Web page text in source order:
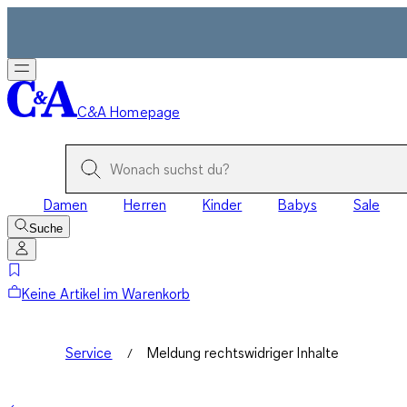
C&A Homepage
Damen Herren Kinder Babys Sale
Suche
Keine Artikel im Warenkorb
Service Meldung rechtswidriger Inhalte